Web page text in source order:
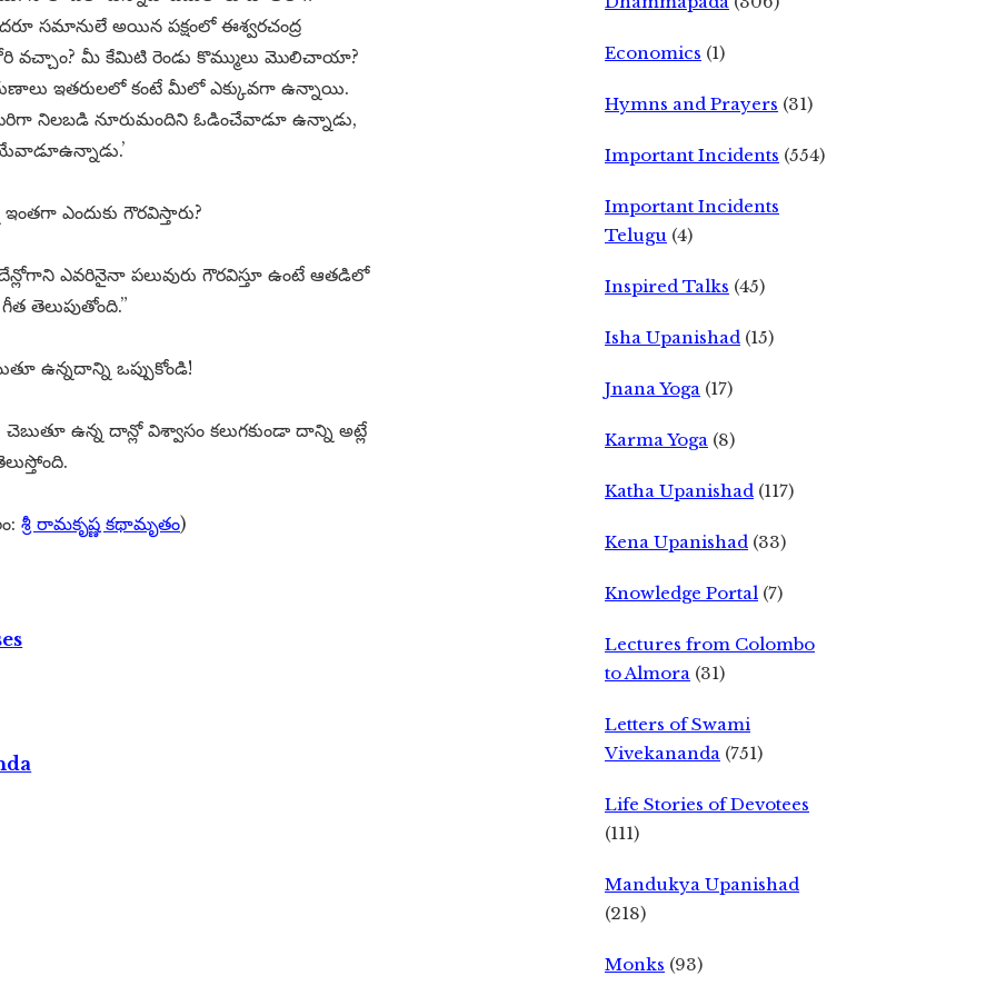
సమానులే అయిన పక్షంలో ఈశ్వరచంద్ర
వచ్చాం? మీ కేమిటి రెండు కొమ్ములు మొలిచాయా?
ఇతరులలో కంటే మీలో ఎక్కువగా ఉన్నాయి.
నిలబడి నూరుమందిని ఓడించేవాడూ ఉన్నాడు,
ఎందుకు గౌరవిస్తారు?
ఎవరినైనా పలువురు గౌరవిస్తూ ఉంటే ఆతడిలో
తెలుపుతోంది.”
ఉన్నదాన్ని ఒప్పుకోండి!
చెబుతూ ఉన్న దాన్లో విశ్వాసం కలుగకుండా దాన్ని అట్లే
శ్రీ రామకృష్ణ కథామృతం)
Economics (1)
Hymns and Prayers (31)
Important Incidents (554)
Important Incidents
Telugu (4)
Inspired Talks (45)
Isha Upanishad (15)
Jnana Yoga (17)
Karma Yoga (8)
Katha Upanishad (117)
Kena Upanishad (33)
Knowledge Portal (7)
Lectures from Colombo
to Almora (31)
Letters of Swami
Vivekananda (751)
Life Stories of Devotees
(111)
Mandukya Upanishad
(218)
Monks (93)